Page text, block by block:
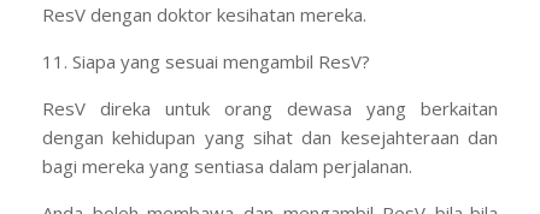
ResV dengan doktor kesihatan mereka.
11. Siapa yang sesuai mengambil ResV?
ResV direka untuk orang dewasa yang berkaitan
dengan kehidupan yang sihat dan kesejahteraan dan
bagi mereka yang sentiasa dalam perjalanan.